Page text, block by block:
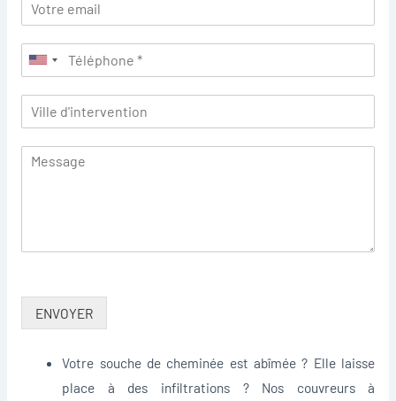
ENVOYER
Votre souche de cheminée est abîmée ? Elle laisse
place à des infiltrations ? Nos couvreurs à